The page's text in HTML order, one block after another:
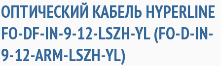
ОПТИЧЕСКИЙ КАБЕЛЬ HYPERLINE
FO-DF-IN-9-12-LSZH-YL (FO-D-IN-
9-12-ARM-LSZH-YL)